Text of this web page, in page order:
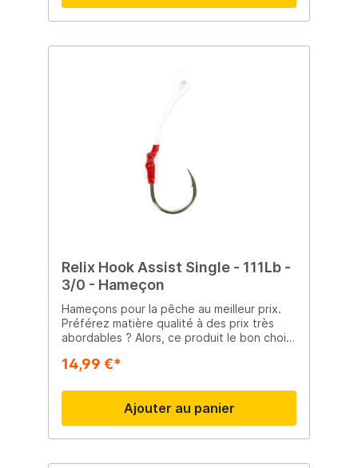
Relix Hook Assist Single - 111Lb -
3/0 - Hameçon
Hameçons pour la pêche au meilleur prix.
Préférez matière qualité à des prix très
abordables ? Alors, ce produit le bon choix
Raven a commencé une animalerie et un
les années soixante-dix, il ne pouvait pas
s’imaginer que cela deviendrait l’un des plus
grands magasins de pêche et de boutique
en ligne de l’Europe! Le plus grand
14,99 €*
Ajouter au panier